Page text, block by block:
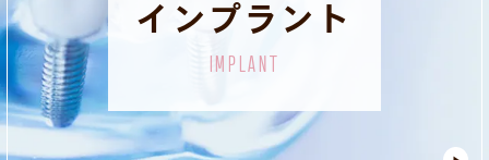
インプラント
IMPLANT